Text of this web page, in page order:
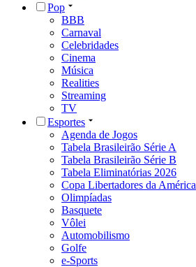
Pop
BBB
Carnaval
Celebridades
Cinema
Música
Realities
Streaming
TV
Esportes
Agenda de Jogos
Tabela Brasileirão Série A
Tabela Brasileirão Série B
Tabela Eliminatórias 2026
Copa Libertadores da América
Olimpíadas
Basquete
Vôlei
Automobilismo
Golfe
e-Sports